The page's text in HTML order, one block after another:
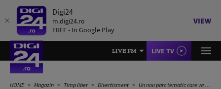
Digi24
m.digi24.ro
FREE - In Google Play
VIEW
LIVE FM LIVE TV
HOME Magazin Timp liber Divertisment Un nou parc tematic care va concura cu Disneyland